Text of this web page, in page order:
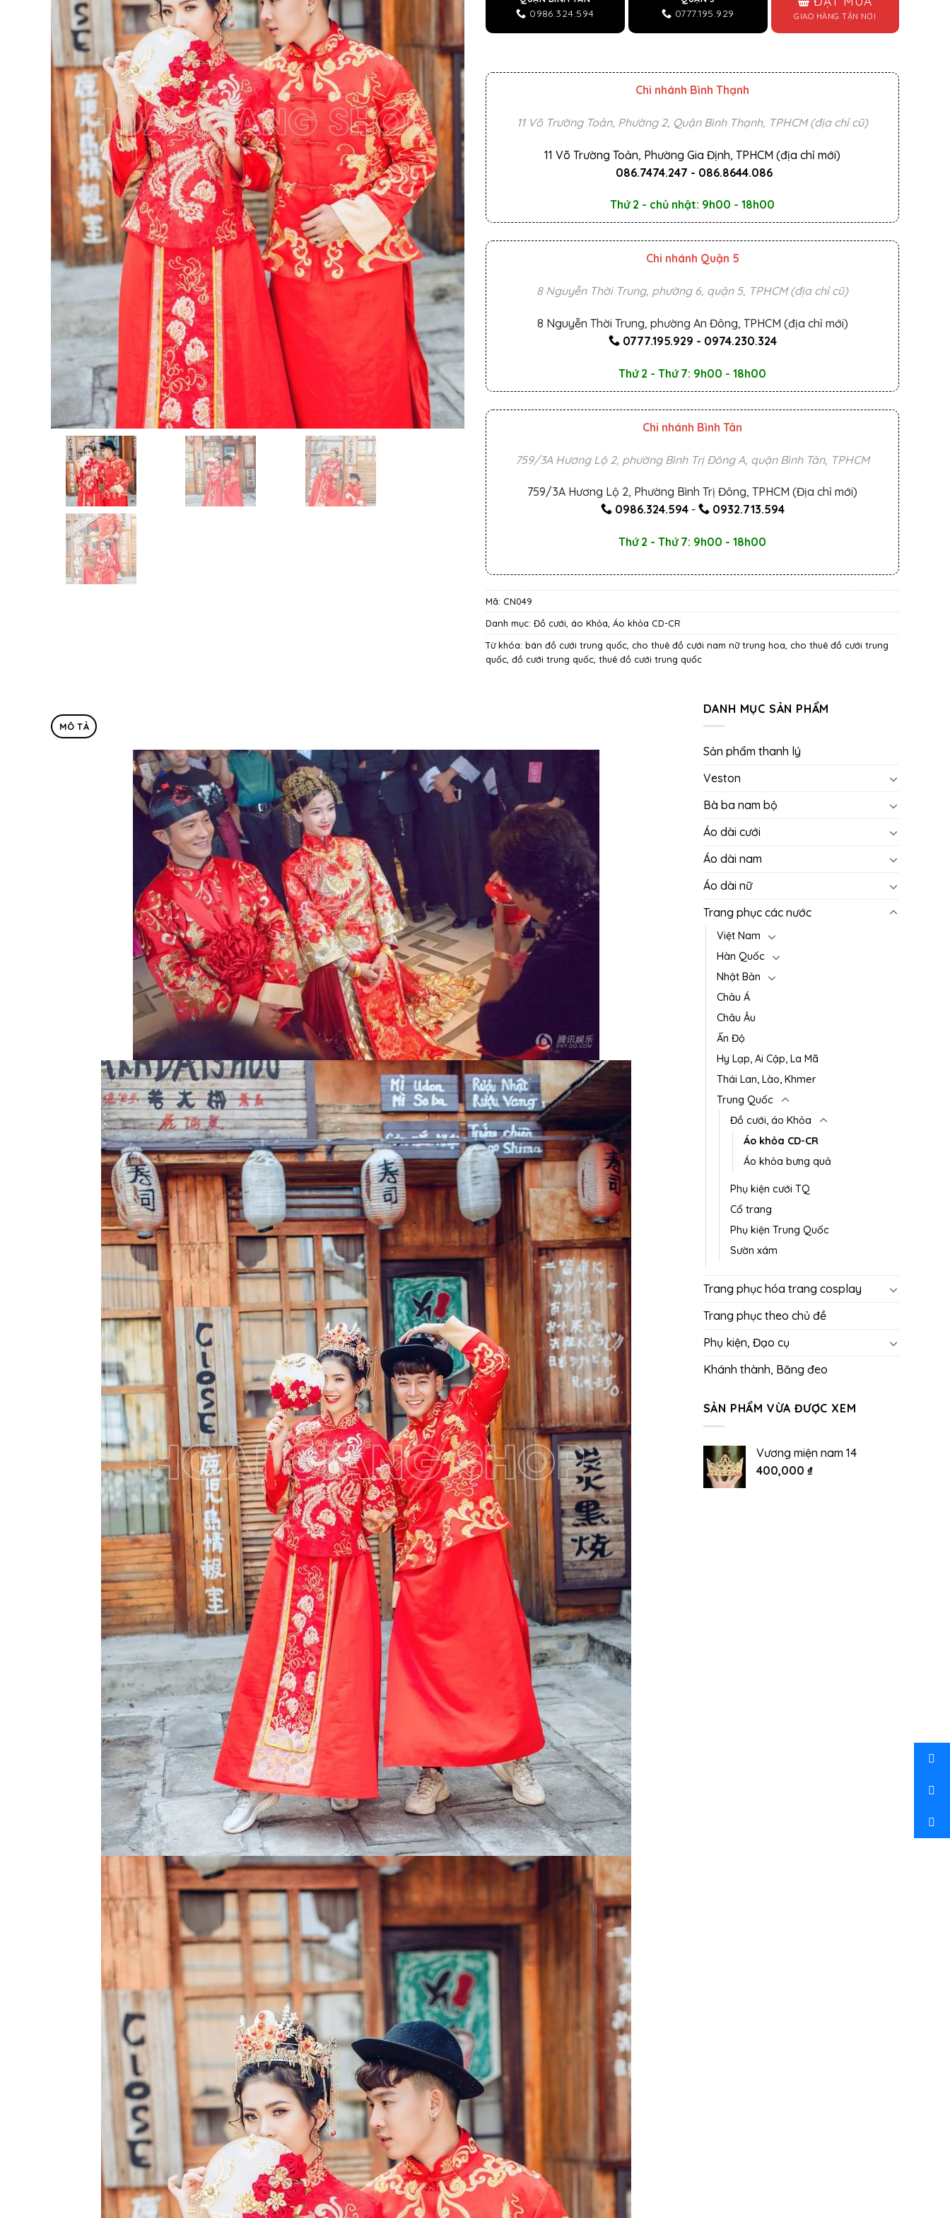
0986.324.594 0777.195.929 GIAO HÀNG TẬN NƠI
Chi nhánh Bình Thạnh
11 Võ Trường Toản, Phường 2, Quận Bình Thạnh, TPHCM (địa chỉ cũ)
11 Võ Trường Toản, Phường Gia Định, TPHCM (địa chỉ mới)
086.7474.247 - 086.8644.086
Thứ 2 - chủ nhật: 9h00 - 18h00
Chi nhánh Quận 5
8 Nguyễn Thời Trung, phường 6, quận 5, TPHCM (địa chỉ cũ)
8 Nguyễn Thời Trung, phường An Đông, TPHCM (địa chỉ mới)
0777.195.929 - 0974.230.324
Thứ 2 - Thứ 7: 9h00 - 18h00
Chi nhánh Bình Tân
759/3A Hương Lộ 2, phường Bình Trị Đông A, quận Bình Tân, TPHCM
759/3A Hương Lộ 2, Phường Bình Trị Đông, TPHCM (Địa chỉ mới)
0986.324.594- 0932.713.594
Thứ 2 - Thứ 7: 9h00 - 18h00
Mã: CN049
Danh mục: Đồ cưới, áo Khỏa Áo khỏa CD-CR
Từ khóa: bán đồ cưới trung quốc cho thuê đồ cưới nam nữ trung hoa cho thuê đồ cưới trung
quốc đồ cưới trung quốc thuê đồ cưới trung quốc
MÔ TẢ
DANH MỤC SẢN PHẨM
Sản phẩm thanh lý
Veston
Bà ba nam bộ
Áo dài cưới
Áo dài nam
Áo dài nữ
Trang phục các nước
Việt Nam
Hàn Quốc
Nhật Bản
Châu Á
Châu Âu
Ấn Độ
Hy Lạp, Ai Cập, La Mã
Thái Lan, Lào, Khmer
Trung Quốc
Đồ cưới, áo Khỏa
Áo khỏa CD-CR
Áo khỏa bưng quả
Phụ kiện cưới TQ
Cổ trang
Phụ kiện Trung Quốc
Sườn xám
Trang phục hóa trang cosplay
Trang phục theo chủ đề
Phụ kiện, Đạo cụ
Khánh thành, Băng đeo
SẢN PHẨM VỪA ĐƯỢC XEM
Vương miện nam 14
400,000 ₫